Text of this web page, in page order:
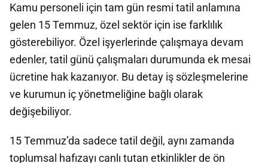
Kamu personeli için tam gün resmi tatil anlamına
gelen 15 Temmuz, özel sektör için ise farklılık
gösterebiliyor. Özel işyerlerinde çalışmaya devam
edenler, tatil günü çalışmaları durumunda ek mesai
ücretine hak kazanıyor. Bu detay iş sözleşmelerine
ve kurumun iç yönetmeliğine bağlı olarak
değişebiliyor.
15 Temmuz’da sadece tatil değil, aynı zamanda
toplumsal hafızayı canlı tutan etkinlikler de ön